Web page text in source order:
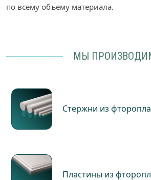
по всему объему материала.
МЫ
Стержни из
Пластины из